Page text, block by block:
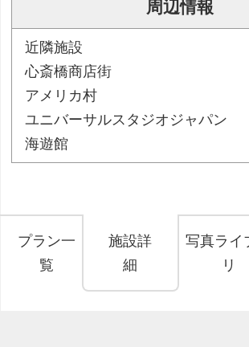
周辺情報
近隣施設
心斎橋商店街
アメリカ村
ユニバーサルスタジオジャパン
海遊館
プラン一
覧
施設詳
細
写真ライ
リ